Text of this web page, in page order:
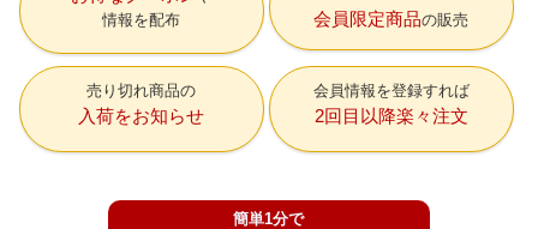
情報を配布 会員限定商品の販売
売り切れ商品の
入荷をお知らせ
会員情報を登録すれば
2回目以降楽々注文
簡単1分で